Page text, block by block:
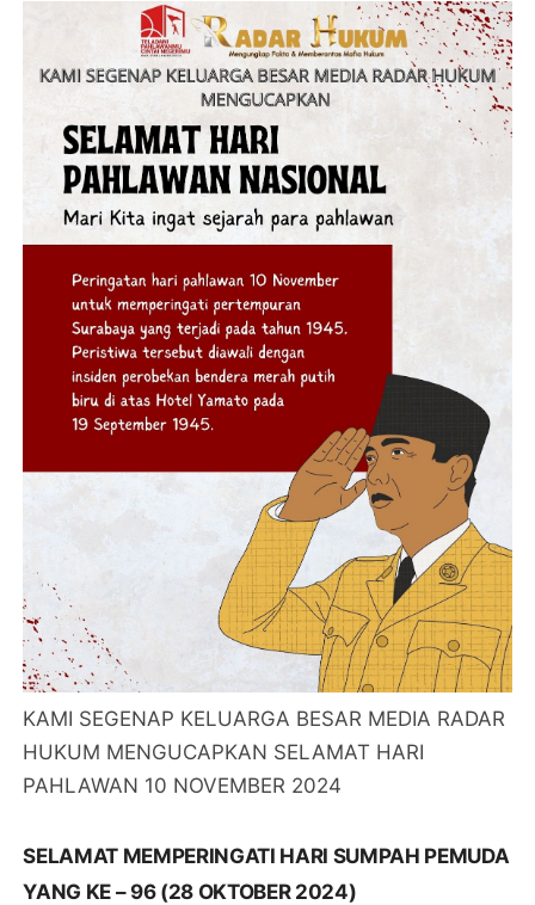
KAMI SEGENAP KELUARGA BESAR MEDIA RADAR
HUKUM MENGUCAPKAN SELAMAT HARI
PAHLAWAN 10 NOVEMBER 2024
SELAMAT MEMPERINGATI HARI SUMPAH PEMUDA
YANG KE – 96 (28 OKTOBER 2024)